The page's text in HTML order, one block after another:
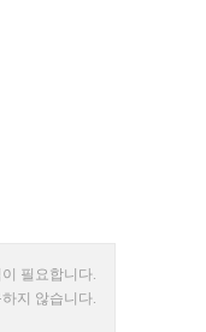
필요합니다.
지 않습니다.